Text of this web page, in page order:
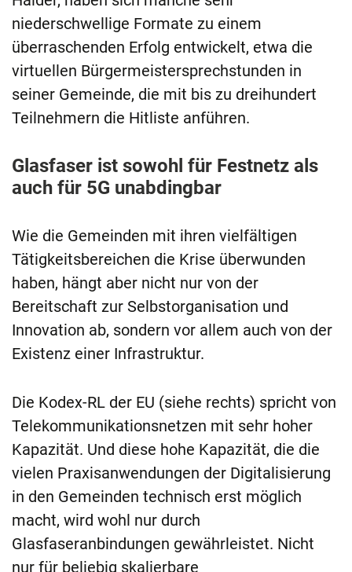
niederschwellige Formate zu einem
überraschenden Erfolg entwickelt, etwa die
virtuellen Bürgermeistersprechstunden in
seiner Gemeinde, die mit bis zu dreihundert
Teilnehmern die Hitliste anführen.
Glasfaser ist sowohl für Festnetz als
auch für 5G unabdingbar
Wie die Gemeinden mit ihren vielfältigen
Tätigkeitsbereichen die Krise überwunden
haben, hängt aber nicht nur von der
Bereitschaft zur Selbstorganisation und
Innovation ab, sondern vor allem auch von der
Existenz einer Infrastruktur.
Die Kodex-RL der EU (siehe rechts) spricht von
Telekommunikationsnetzen mit sehr hoher
Kapazität. Und diese hohe Kapazität, die die
vielen Praxisanwendungen der Digitalisierung
in den Gemeinden technisch erst möglich
macht, wird wohl nur durch
Glasfaseranbindungen gewährleistet. Nicht
nur für beliebig skalierbare